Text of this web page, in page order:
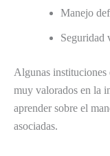
Manejo
Seguridad
Algunas instituciones
muy valorados en la
aprender sobre el
asociadas.